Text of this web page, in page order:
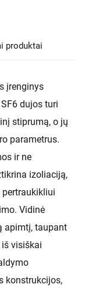
produktai
įrenginys
dujos turi
stiprumą, o jų
parametrus.
ir ne
izoliaciją,
Vidinė
apimtį, taupant
visiškai
konstrukcijos,